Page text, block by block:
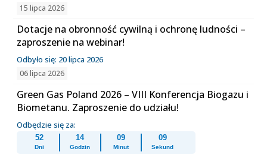
15 lipca 2026
Dotacje na obronność cywilną i ochronę ludności –
zaproszenie na webinar!
Odbyło się: 20 lipca 2026
06 lipca 2026
Green Gas Poland 2026 – VIII Konferencja Biogazu i
Biometanu. Zaproszenie do udziału!
Odbędzie się za:
52
Dni
14
Godzin
09
Minut
09
Sekund